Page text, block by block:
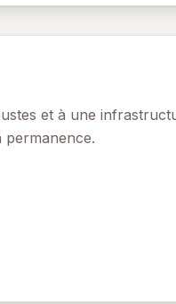
et à une
permanence.